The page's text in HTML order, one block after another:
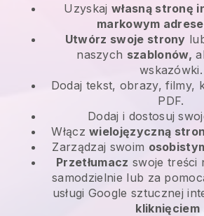
Uzyskaj własną stronę
markowym
Utwórz swoje strony
naszych szablonów,
wskazówki.
Dodaj tekst, obrazy, filmy,
PDF.
Dodaj i dostosuj
Włączwielojęzyczną
Zarządzaj swoim
Przetłumacz swoje treści
samodzielnie lub za
usługi Google sztucznej
kliknięciem